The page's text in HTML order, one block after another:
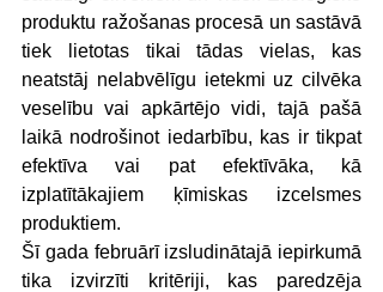
produktu ražošanas procesā un sastāvā
tiek lietotas tikai tādas vielas, kas
neatstāj nelabvēlīgu ietekmi uz cilvēka
veselību vai apkārtējo vidi, tajā pašā
laikā nodrošinot iedarbību, kas ir tikpat
efektīva vai pat efektīvāka, kā
izplatītākajiem ķīmiskas izcelsmes
produktiem.
Šī gada februārī izsludinātajā iepirkumā
tika izvirzīti kritēriji, kas paredzēja